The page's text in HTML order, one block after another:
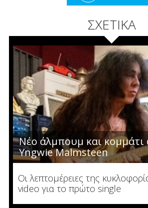
ΣΧΕΤΙΚΑ
Νέο άλμπουμ και κομμάτι
Yngwie Malmsteen
Οι λεπτομέρειες της
video για το πρώτο single